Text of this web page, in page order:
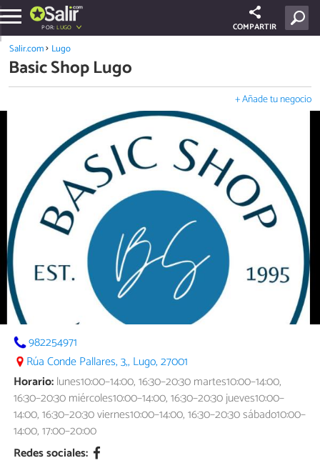
POR:LUGO COMPARTIR
Salir.com Lugo
Basic Shop Lugo
+ Añade tu negocio
982254971
Rúa Conde Pallares, 3,, Lugo, 27001
Horario:lunes10:00–14:00, 16:30–20:30 martes10:00–14:00,
16:30–20:30 miércoles10:00–14:00, 16:30–20:30 jueves10:00–
14:00, 16:30–20:30 viernes10:00–14:00, 16:30–20:30 sábado10:00–
14:00, 17:00–20:00
Redes sociales: